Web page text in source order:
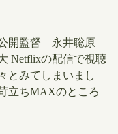
開監督 永井聡原
の配信で視聴
とみてしまいまし
立ちMAXのところ